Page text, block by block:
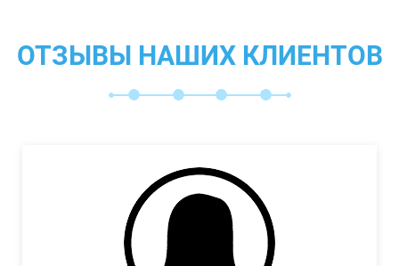
ОТЗЫВЫ НАШИХ КЛИЕНТОВ